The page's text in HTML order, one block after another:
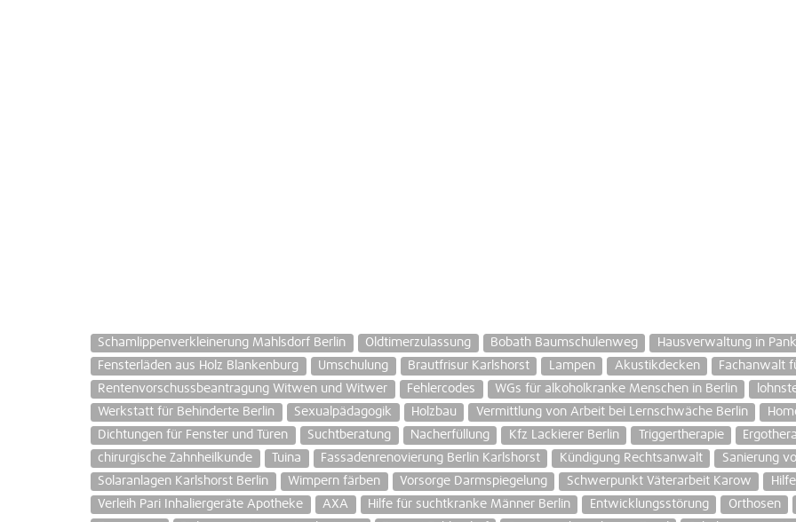
Schamlippenverkleinerung Mahlsdorf Berlin Oldtimerzulassung Bobath Baumschulenweg Hausverwaltung in
Fensterläden aus Holz Blankenburg
Umschulung Brautfrisur Karlshorst Lampen Akustikdecken
Fachanwalt
Rentenvorschussbeantragung Witwen und Witwer
Fehlercodes WGs für alkoholkranke Menschen in Berlin
Werkstatt für Behinderte Berlin
Sexualpädagogik Holzbau Vermittlung von Arbeit bei Lernschwäche Berlin
Dichtungen für Fenster und Türen
Suchtberatung Nacherfüllung Kfz Lackierer Berlin Triggertherapie
chirurgische Zahnheilkunde
Tuina Fassadenrenovierung Berlin Karlshorst Kündigung Rechtsanwalt
Sanierung
Solaranlagen Karlshorst Berlin
Wimpern färben Vorsorge Darmspiegelung Schwerpunkt Väterarbeit Karow
Verleih Pari Inhaliergeräte Apotheke
AXA Hilfe für suchtkranke Männer Berlin Entwicklungsstörung Orthosen